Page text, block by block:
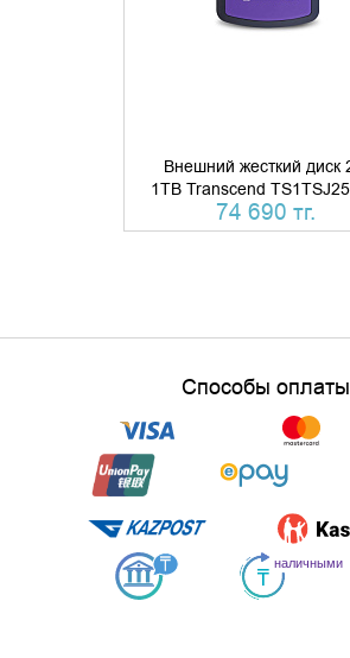
Внешний жесткий диск
1TB Transcend
74 690 тг.
Способы оплаты